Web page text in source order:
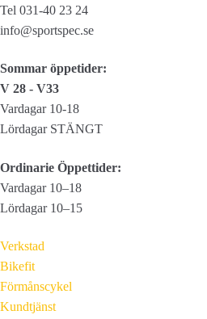
Tel 031-40 23 24
info@sportspec.se
Sommar öppetider:
V 28 - V33
Vardagar 10-18
Lördagar STÄNGT
Ordinarie Öppettider:
Vardagar 10–18
Lördagar 10–15
Verkstad
Bikefit
Förmånscykel
Kundtjänst